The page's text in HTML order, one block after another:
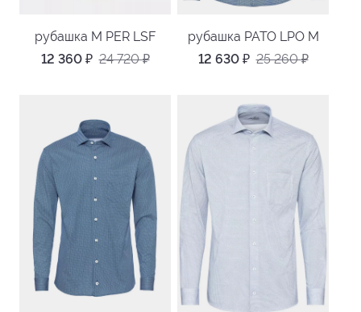
рубашка M PER LSF
12 360 ₽ 24 720₽
рубашка PATO LPO M
12 630 ₽ 25 260₽